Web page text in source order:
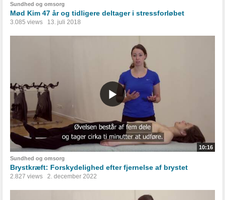
Sundhed og omsorg
Mød Kim 47 år og tidligere deltager i stressforløbet
3.085 views 13. juli 2018
10:16
Sundhed og omsorg
Brystkræft: Forskydelighed efter fjernelse af brystet
2.827 views 2. december 2022